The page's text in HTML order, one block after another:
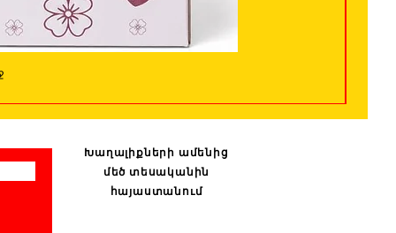
Խաղալիքների ամենից
մեծ տեսականին
հայաստանում